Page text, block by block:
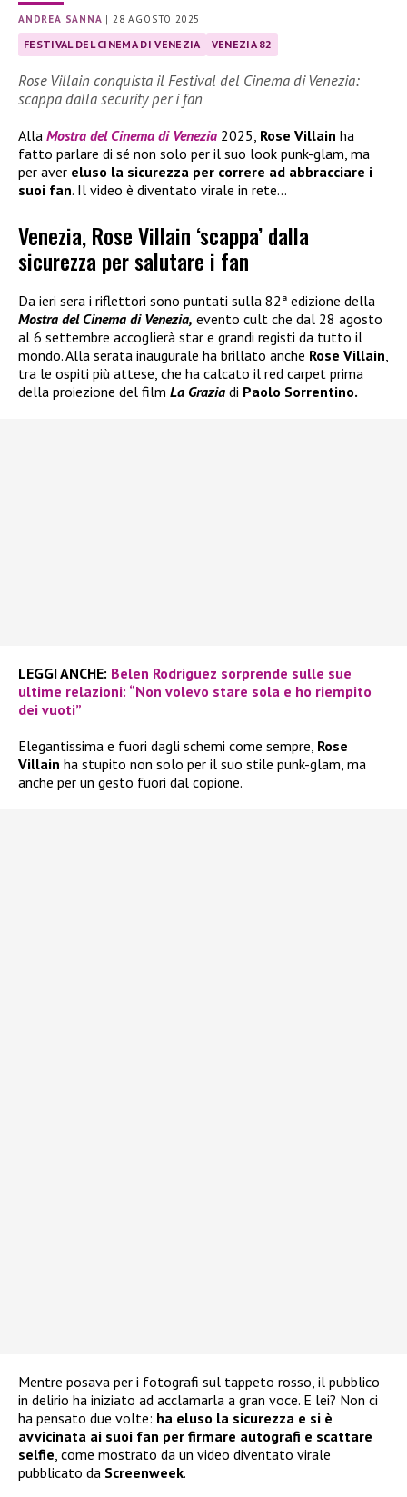
ANDREA SANNA |28 AGOSTO 2025
FESTIVAL DEL CINEMA DI VENEZIA VENEZIA 82
Rose Villain conquista il Festival del Cinema di Venezia:
scappa dalla security per i fan
Alla Mostra del Cinema di Venezia 2025, Rose Villain ha
fatto parlare di sé non solo per il suo look punk-glam, ma
per aver eluso la sicurezza per correre ad abbracciare i
suoi fan. Il video è diventato virale in rete…
Venezia, Rose Villain ‘scappa’ dalla
sicurezza per salutare i fan
Da ieri sera i riflettori sono puntati sulla 82ª edizione della
Mostra del Cinema di Venezia, evento cult che dal 28 agosto
al 6 settembre accoglierà star e grandi registi da tutto il
mondo. Alla serata inaugurale ha brillato anche Rose Villain,
tra le ospiti più attese, che ha calcato il red carpet prima
della proiezione del film La Grazia di Paolo Sorrentino.
LEGGI ANCHE: Belen Rodriguez sorprende sulle sue
ultime relazioni: “Non volevo stare sola e ho riempito
dei vuoti”
Elegantissima e fuori dagli schemi come sempre, Rose
Villain ha stupito non solo per il suo stile punk-glam, ma
anche per un gesto fuori dal copione.
Mentre posava per i fotografi sul tappeto rosso, il pubblico
in delirio ha iniziato ad acclamarla a gran voce. E lei? Non ci
ha pensato due volte: ha eluso la sicurezza e si è
avvicinata ai suoi fan per firmare autografi e scattare
selfie, come mostrato da un video diventato virale
pubblicato da Screenweek.